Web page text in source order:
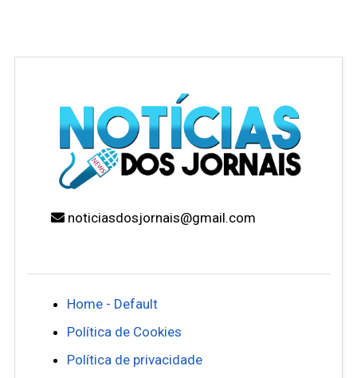
noticiasdosjornais@gmail.com
Home - Default
Política de Cookies
Política de privacidade